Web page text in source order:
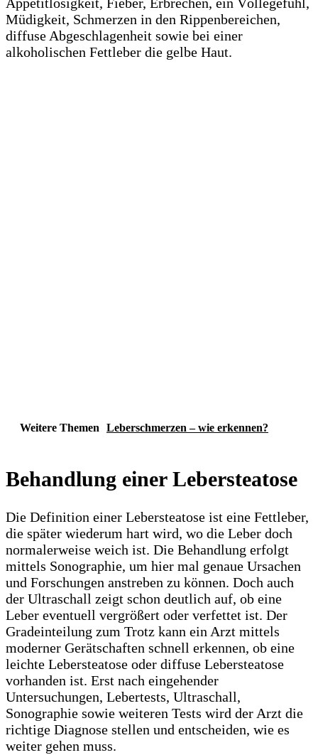
Müdigkeit, Schmerzen in den Rippenbereichen,
diffuse Abgeschlagenheit sowie bei einer
alkoholischen Fettleber die gelbe Haut.
Weitere Themen Leberschmerzen – wie erkennen?
Behandlung einer Lebersteatose
Die Definition einer Lebersteatose ist eine Fettleber,
die später wiederum hart wird, wo die Leber doch
normalerweise weich ist. Die Behandlung erfolgt
mittels Sonographie, um hier mal genaue Ursachen
und Forschungen anstreben zu können. Doch auch
der Ultraschall zeigt schon deutlich auf, ob eine
Leber eventuell vergrößert oder verfettet ist. Der
Gradeinteilung zum Trotz kann ein Arzt mittels
moderner Gerätschaften schnell erkennen, ob eine
leichte Lebersteatose oder diffuse Lebersteatose
vorhanden ist. Erst nach eingehender
Untersuchungen, Lebertests, Ultraschall,
Sonographie sowie weiteren Tests wird der Arzt die
richtige Diagnose stellen und entscheiden, wie es
weiter gehen muss.